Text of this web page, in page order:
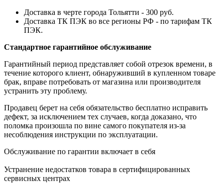
Доставка в черте города Тольятти - 300 руб.
Доставка ТК ПЭК во все регионы РФ - по тарифам ТК
ПЭК.
Стандартное гарантийное обслуживание
Гарантийный период представляет собой отрезок времени, в
течение которого клиент, обнаруживший в купленном товаре
брак, вправе потребовать от магазина или производителя
устранить эту проблему.
Продавец берет на себя обязательство бесплатно исправить
дефект, за исключением тех случаев, когда доказано, что
поломка произошла по вине самого покупателя из-за
несоблюдения инструкции по эксплуатации.
Обслуживание по гарантии включает в себя
Устранение недостатков товара в сертифицированных
сервисных центрах